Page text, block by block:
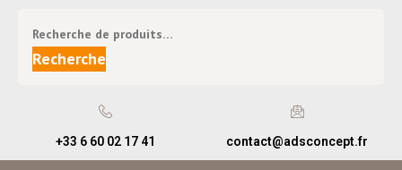
Recherche
+33 6 60 02 17 41 contact@adsconcept.fr